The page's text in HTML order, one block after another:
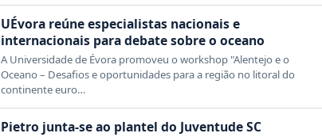
UÉvora reúne especialistas nacionais e
internacionais para debate sobre o oceano
A Universidade de Évora promoveu o workshop "Alentejo e o
Oceano – Desafios e oportunidades para a região no litoral do
continente euro…
Pietro junta-se ao plantel do Juventude SC